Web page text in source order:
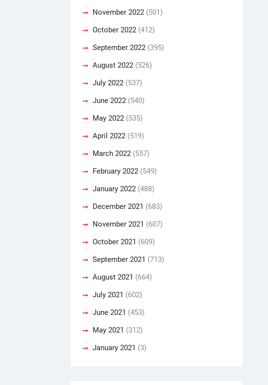
November 2022 (501)
October 2022 (412)
September 2022 (395)
August 2022 (526)
July 2022 (537)
June 2022 (540)
May 2022 (535)
April 2022 (519)
March 2022 (557)
February 2022 (549)
January 2022 (488)
December 2021 (683)
November 2021 (607)
October 2021 (609)
September 2021 (713)
August 2021 (664)
July 2021 (602)
June 2021 (453)
May 2021 (312)
January 2021 (3)